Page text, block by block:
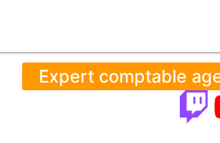
Expert comptable